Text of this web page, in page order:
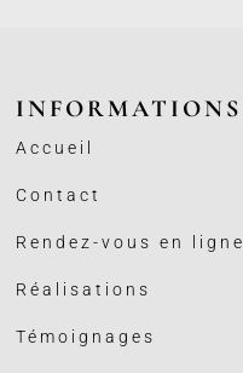
INFORMATIONS
Accueil
Contact
Rendez-vous en ligne
Réalisations
Témoignages